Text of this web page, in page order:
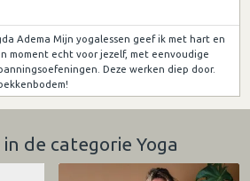
Adema Mijn yogalessen geef ik met hart en
moment echt voor jezelf, met eenvoudige
Deze werken diep door.
de categorie Yoga